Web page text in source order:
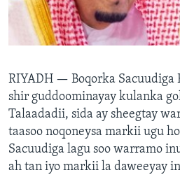
FAAQIDAADDA TODDOBAADKA
DHEXTAALKA TODDOBAADKA
RIYADH — Boqorka Sacuudiga
shir guddoominayay kulanka
Talaadadii, sida ay sheegtay
taasoo noqoneysa markii ugu
Sacuudiga lagu soo warramo
ah tan iyo markii la daweeyay